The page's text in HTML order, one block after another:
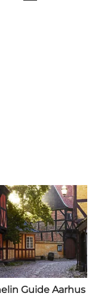
Guide Aarhus